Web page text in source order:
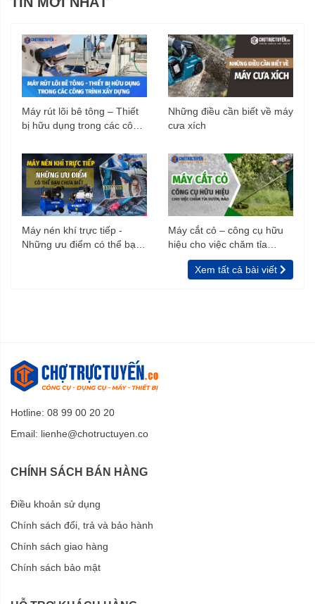
Máy rút lõi bê tông – Thiết
bị hữu dụng trong các công
Những điều cần biết về máy
cưa xích
Máy nén khí trực tiếp -
Những ưu điểm có thể bạn
Máy cắt cỏ – công cụ hữu
hiệu cho việc chăm tỉa
vườn, rào
Xem tất cả bài viết
Hotline: 08 99 00 20 20
Email: lienhe@chotructuyen.co
CHÍNH SÁCH BÁN HÀNG
Điều khoản sử dụng
Chính sách đổi, trả và bảo hành
Chính sách giao hàng
Chính sách bảo mật